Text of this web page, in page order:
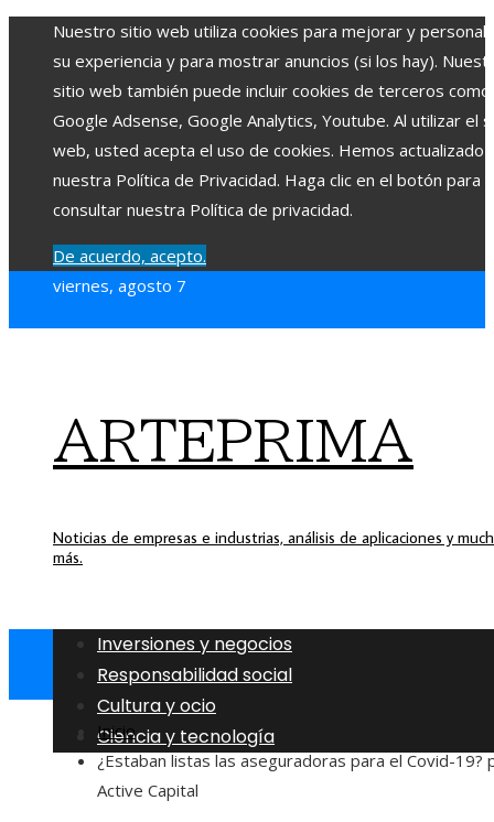
Nuestro sitio web utiliza cookies para mejorar y
su experiencia y para mostrar anuncios (si los hay).
sitio web también puede incluir cookies de terceros como
Google Adsense, Google Analytics, Youtube. Al utilizar el
web, usted acepta el uso de cookies. Hemos actualizado
nuestra Política de Privacidad. Haga clic en el botón para
consultar nuestra Política de privacidad.
De acuerdo, acepto.
viernes, agosto 7
ARTEPRIMA
Noticias de empresas e industrias, análisis de aplicaciones y
más.
Inversiones y negocios
Responsabilidad social
Cultura y ocio
Ciencia y tecnología
Inicio
¿Estaban listas las aseguradoras para el Covid-19?
Active Capital